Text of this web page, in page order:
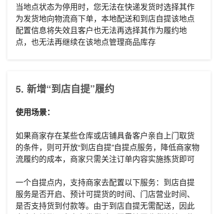
当地点状态为停用时，您无法在快递发货时选择其作
为发货地向物流商下单，本地配送和到店自提该地点
配置信息将失效且客户也无法再选择其作为履约地
点，也无法再继续在该地点管理商品库存
5. 新增“到店自提”履约
使用场景：
如果商家存在某些仓库或店铺具备客户亲自上门取货
的条件，则可开放“到店自提”自提点服务，降低商家物
流履约的成本，商家只需关注订单内容实施拣货即可
一个自提点内，支持商家去配置以下服务：到店自提
服务是否开启、预计可提货的时间、门店营业时间、
是否支持货到付款等。由于到店自提无需配送，因此